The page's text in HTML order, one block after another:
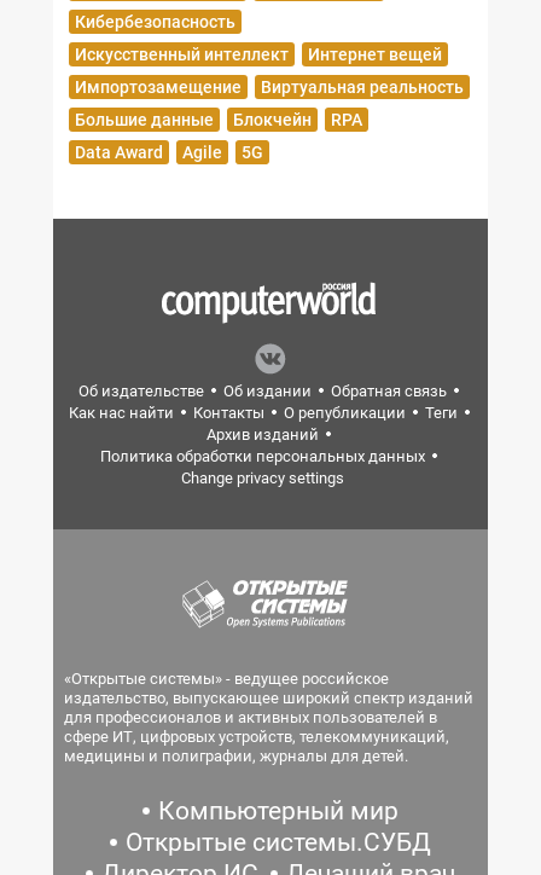
Кибербезопасность
Искусственный интеллект
Интернет вещей
Импортозамещение
Виртуальная реальность
Большие данные
Блокчейн
RPA
Data Award
Agile 5G
Об издательстве Об издании
Обратная связь
Как нас найти
Контакты О републикации
Теги
Архив изданий
Политика обработки персональных данных
Change privacy settings
«Открытые системы» - ведущее российское
издательство, выпускающее широкий спектр изданий
для профессионалов и активных пользователей в
сфере ИТ, цифровых устройств, телекоммуникаций,
медицины и полиграфии, журналы для детей.
Компьютерный мир
Открытые системы.СУБД